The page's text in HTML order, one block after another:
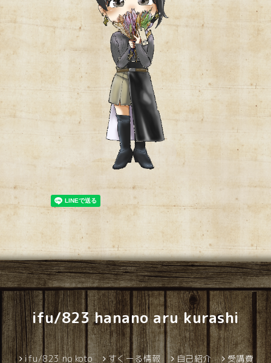
ifu/823 hanano aru kurashi
ifu/823 no koto すくーる情報 自己紹介 受講費